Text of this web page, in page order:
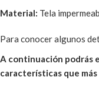
Material: Tela
Para conocer algunos
A continuación podrás
características que más